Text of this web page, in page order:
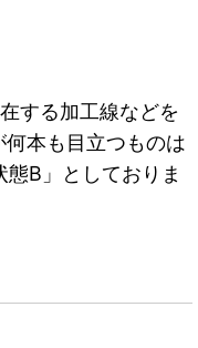
する加工線などを
本も目立つものは
B」としておりま